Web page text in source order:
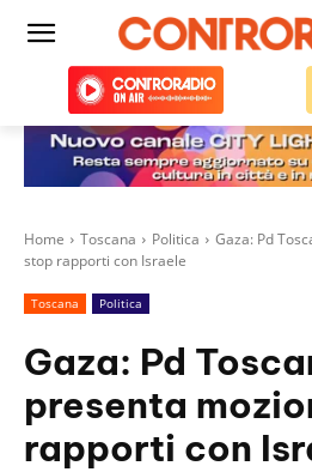
Home Toscana Politica
Gaza: Pd
stop rapporti con Israele
Toscana Politica
Gaza: Pd
presenta
rapporti con